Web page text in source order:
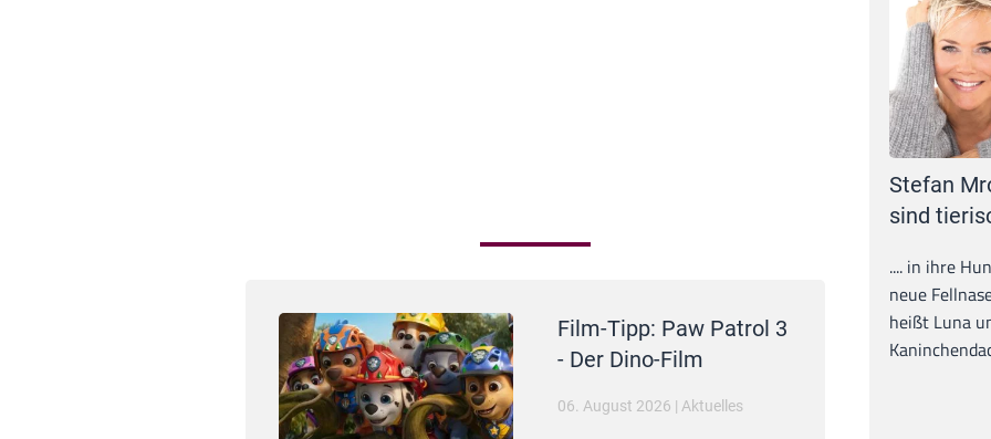
Film-Tipp: Paw Patrol 3
- Der Dino-Film
06. August 2026 | Aktuelles
Stefan
sind
.... in ihre
neue
heißt Luna